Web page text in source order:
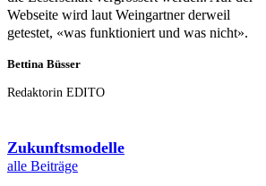
Webseite wird laut Weingartner derweil
getestet, «was funktioniert und was nicht».
Bettina Büsser
Redaktorin EDITO
Zukunftsmodelle
alle Beiträge